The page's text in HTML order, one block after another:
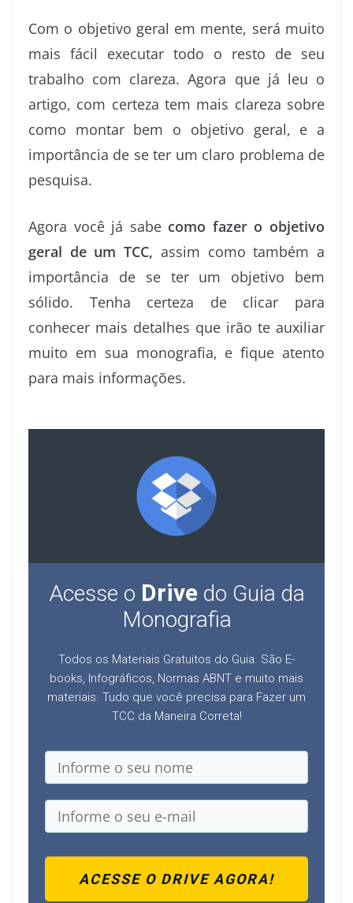
Com o objetivo geral em mente, será muito
mais fácil executar todo o resto de seu
trabalho com clareza. Agora que já leu o
artigo, com certeza tem mais clareza sobre
como montar bem o objetivo geral, e a
importância de se ter um claro problema de
pesquisa.
Agora você já sabe como fazer o objetivo
geral de um TCC, assim como também a
importância de se ter um objetivo bem
sólido. Tenha certeza de clicar para
conhecer mais detalhes que irão te auxiliar
muito em sua monografia, e fique atento
para mais informações.
Acesse o Drivedo Guia da
Monografia
Todos os Materiais Gratuitos do Guia. São E-
books, Infográficos, Normas ABNT e muito mais
materiais. Tudo que você precisa para Fazer um
TCC da Maneira Correta!
ACESSE O DRIVE AGORA!